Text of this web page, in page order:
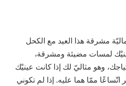
مشرقة هذا العيد مع الكحل
لمسات مضيئة ومشرقة،
وهو مثاليّ لك إذا كانت عينيْك
اتّساعًا ممّا هما عليه. إذا لم تكوني